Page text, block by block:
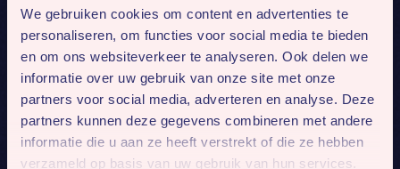
We gebruiken cookies om content en advertenties te
personaliseren, om functies voor social media te bieden
en om ons websiteverkeer te analyseren. Ook delen we
informatie over uw gebruik van onze site met onze
partners voor social media, adverteren en analyse. Deze
partners kunnen deze gegevens combineren met andere
informatie die u aan ze heeft verstrekt of die ze hebben
verzameld op basis van uw gebruik van hun services.